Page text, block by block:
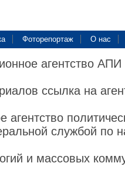
Фоторепортаж О нас
агентство
ссылка на
агентство
службой по
и массовых